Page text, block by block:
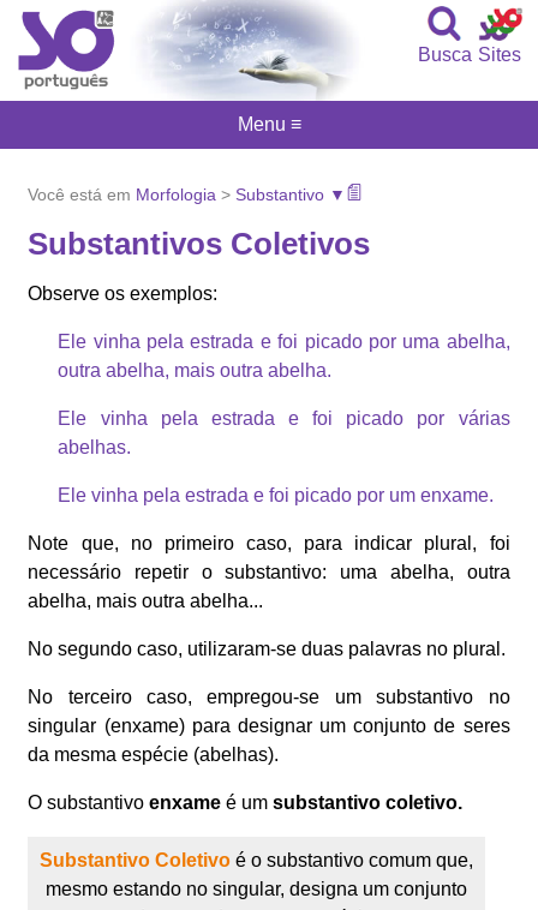
Sites
Busca
Você está em Morfologia > Substantivo ▼
Substantivos Coletivos
Observe os exemplos:
Ele vinha pela estrada e foi picado por uma abelha,
outra abelha, mais outra abelha.
Ele vinha pela estrada e foi picado por várias
abelhas.
Ele vinha pela estrada e foi picado por um enxame.
Note que, no primeiro caso, para indicar plural, foi
necessário repetir o substantivo: uma abelha, outra
abelha, mais outra abelha...
No segundo caso, utilizaram-se duas palavras no plural.
No terceiro caso, empregou-se um substantivo no
singular (enxame) para designar um conjunto de seres
da mesma espécie (abelhas).
O substantivoenxameé um substantivo coletivo.
Substantivo Coletivo é o substantivo comum que,
mesmo estando no singular, designa um conjunto